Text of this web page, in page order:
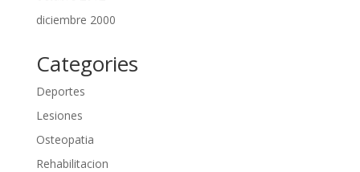
diciembre 2000
Categories
Deportes
Lesiones
Osteopatia
Rehabilitacion